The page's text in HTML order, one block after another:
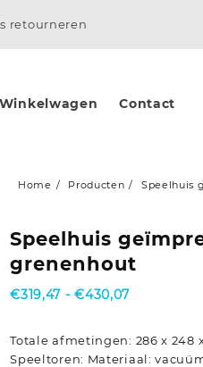
retourneren
Winkelwagen Contact
Home Producten Speelhuis
Speelhuis
grenenhout
€319,47 - €430,07Prijsklasse:
€430,07
Totale afmetingen: 286 x 248
Speeltoren: Materiaal: